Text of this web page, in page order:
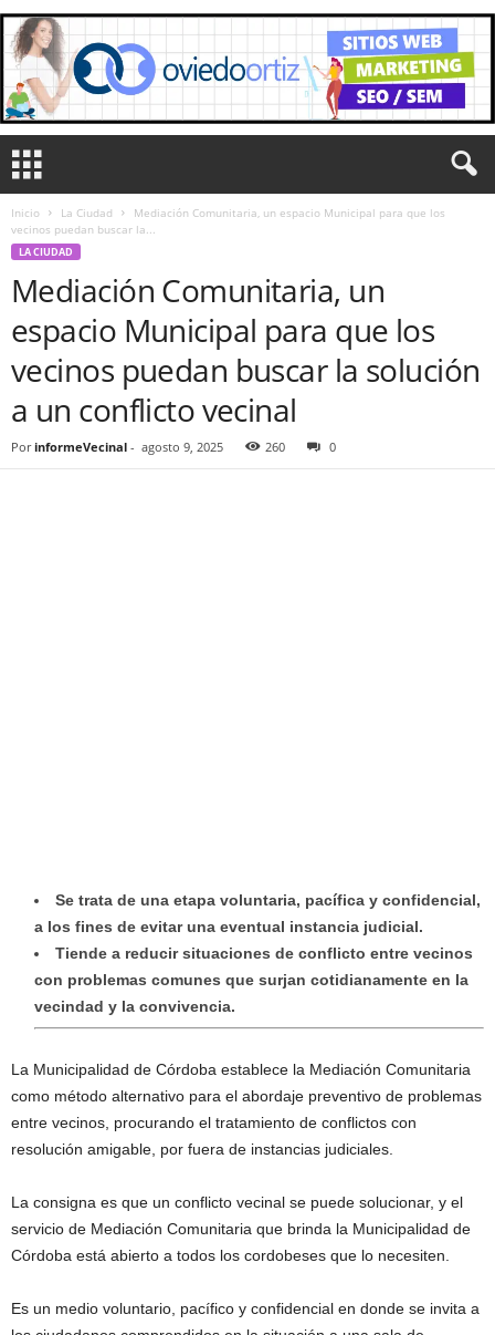
Inicio La Ciudad
Mediación Comunitaria, un espacio Municipal para que los
vecinos puedan buscar la...
LA CIUDAD
Mediación Comunitaria, un
espacio Municipal para que los
vecinos puedan buscar la solución
a un conflicto vecinal
Por informeVecinal - agosto 9, 2025 260 0
Se trata de una etapa voluntaria, pacífica y confidencial,
a los fines de evitar una eventual instancia judicial.
Tiende a reducir situaciones de conflicto entre vecinos
con problemas comunes que surjan cotidianamente en la
vecindad y la convivencia.
La Municipalidad de Córdoba establece la Mediación Comunitaria
como método alternativo para el abordaje preventivo de problemas
entre vecinos, procurando el tratamiento de conflictos con
resolución amigable, por fuera de instancias judiciales.
La consigna es que un conflicto vecinal se puede solucionar, y el
servicio de Mediación Comunitaria que brinda la Municipalidad de
Córdoba está abierto a todos los cordobeses que lo necesiten.
Es un medio voluntario, pacífico y confidencial en donde se invita a